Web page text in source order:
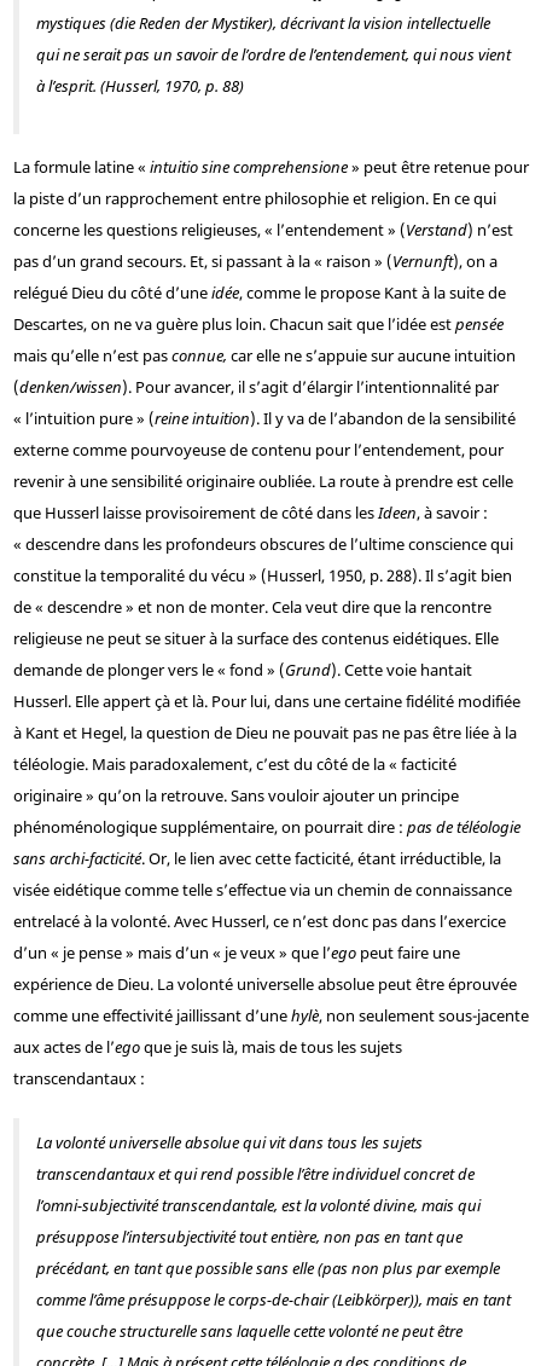
mystiques (die Reden der Mystiker), décrivant la vision intellectuelle
qui ne serait pas un savoir de l’ordre de l’entendement, qui nous vient
à l’esprit. (Husserl, 1970, p. 88)
La formule latine « intuitio sine comprehensione» peut être retenue pour
la piste d’un rapprochement entre philosophie et religion. En ce qui
concerne les questions religieuses, « l’entendement » (Verstand) n’est
pas d’un grand secours. Et, si passant à la « raison » (Vernunft), on a
relégué Dieu du côté d’uneidée, comme le propose Kant à la suite de
Descartes, on ne va guère plus loin. Chacun sait que l’idée estpensée
mais qu’elle n’est pasconnue, car elle ne s’appuie sur aucune intuition
(denken/wissen). Pour avancer, il s’agit d’élargir l’intentionnalité par
« l’intuition pure » (reine intuition). Il y va de l’abandon de la sensibilité
externe comme pourvoyeuse de contenu pour l’entendement, pour
revenir à une sensibilité originaire oubliée. La route à prendre est celle
que Husserl laisse provisoirement de côté dans lesIdeen, à savoir :
« descendre dans les profondeurs obscures de l’ultime conscience qui
constitue la temporalité du vécu » (Husserl, 1950, p. 288). Il s’agit bien
de « descendre » et non de monter. Cela veut dire que la rencontre
religieuse ne peut se situer à la surface des contenus eidétiques. Elle
demande de plonger vers le « fond » (Grund). Cette voie hantait
Husserl. Elle appert çà et là. Pour lui, dans une certaine fidélité modifiée
à Kant et Hegel, la question de Dieu ne pouvait pas ne pas être liée à la
téléologie. Mais paradoxalement, c’est du côté de la « facticité
originaire » qu’on la retrouve. Sans vouloir ajouter un principe
phénoménologique supplémentaire, on pourrait dire : pas de téléologie
sans archi-facticité. Or, le lien avec cette facticité, étant irréductible, la
visée eidétique comme telle s’effectue via un chemin de connaissance
entrelacé à la volonté. Avec Husserl, ce n’est donc pas dans l’exercice
d’un « je pense » mais d’un « je veux » que l’egopeut faire une
expérience de Dieu. La volonté universelle absolue peut être éprouvée
comme une effectivité jaillissant d’unehylè, non seulement sous-jacente
aux actes de l’egoque je suis là, mais de tous les sujets
transcendantaux :
La volonté universelle absolue qui vit dans tous les sujets
transcendantaux et qui rend possible l’être individuel concret de
l’omni-subjectivité transcendantale, est la volonté divine, mais qui
présuppose l’intersubjectivité tout entière, non pas en tant que
précédant, en tant que possible sans elle (pas non plus par exemple
comme l’âme présuppose le corps-de-chair (Leibkörper)), mais en tant
que couche structurelle sans laquelle cette volonté ne peut être